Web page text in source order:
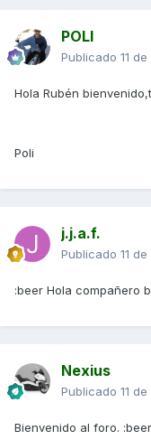
POLI
Publicado 11
Hola Rubén
Poli
j.j.a.f.
Publicado 11
:beer Hola compañero
Nexius
Publicado 11
Bienvenido al foro. :beer